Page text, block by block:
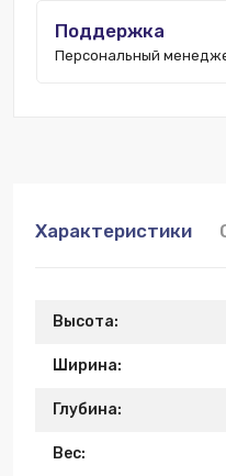
Поддержка
Персональный
Характеристики
Высота:
Ширина:
Глубина:
Вес: